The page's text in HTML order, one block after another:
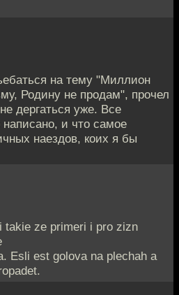
на тему "Миллион
Родину не продам", прочел
дергаться уже. Все
и что самое
наездов, коих я бы
takie ze primeri i pro zizn
Esli est golova na plechah a